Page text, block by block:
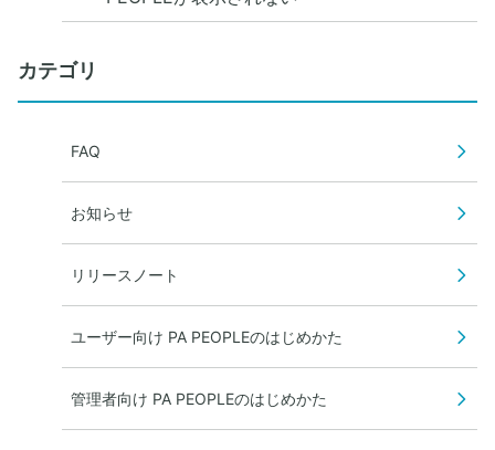
カテゴリ
FAQ
お知らせ
リリースノート
ユーザー向け PA PEOPLEのはじめかた
管理者向け PA PEOPLEのはじめかた